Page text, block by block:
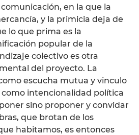
en la que la
y la primicia deja de
lo que prima es la
popular de la
colectivo es otra
del proyecto. La
escucha mutua y vinculo
intencionalidad política
sino proponer y convidar
que brotan de los
habitamos, es entonces